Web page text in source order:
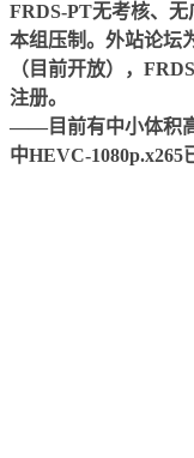
FRDS-PT无考核、
本组压制。外站论坛
（目前开放），FRDS
注册。
——目前有中小体积
中HEVC-1080p.x265